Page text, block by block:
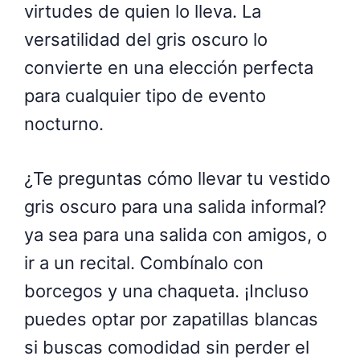
virtudes de quien lo lleva. La
versatilidad del gris oscuro lo
convierte en una elección perfecta
para cualquier tipo de evento
nocturno.
¿Te preguntas cómo llevar tu vestido
gris oscuro para una salida informal?
ya sea para una salida con amigos, o
ir a un recital. Combínalo con
borcegos y una chaqueta. ¡Incluso
puedes optar por zapatillas blancas
si buscas comodidad sin perder el